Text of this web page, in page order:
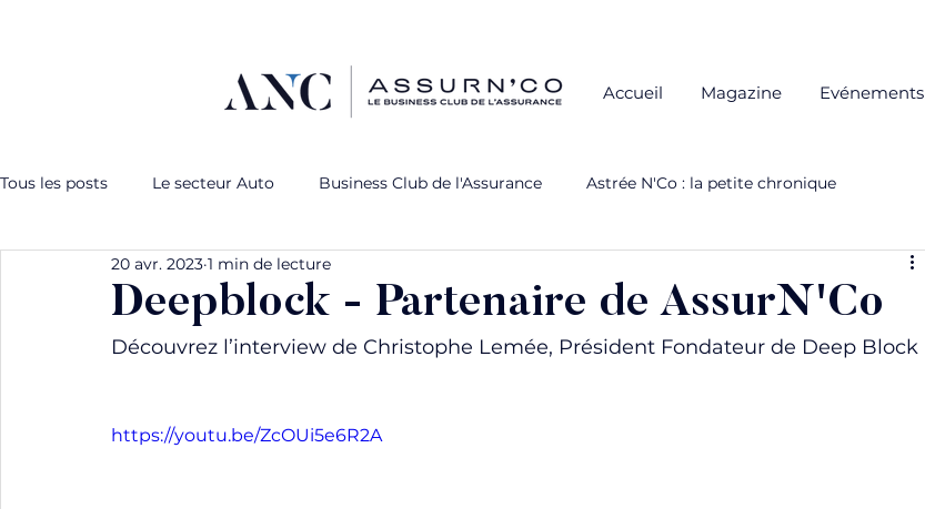
Accueil Magazine Evénements
Tous les posts Le secteur Auto Business Club de l'Assurance Astrée N'Co : la petite chronique
L'expérience client Capsules partenaires Cuisine & Connexions
Deepblock - Partenaire de AssurN'Co
20 avr. 2023 1 min de lecture
Découvrez l’interview de Christophe Lemée, Président Fondateur de Deep Block
https://youtu.be/ZcOUi5e6R2A